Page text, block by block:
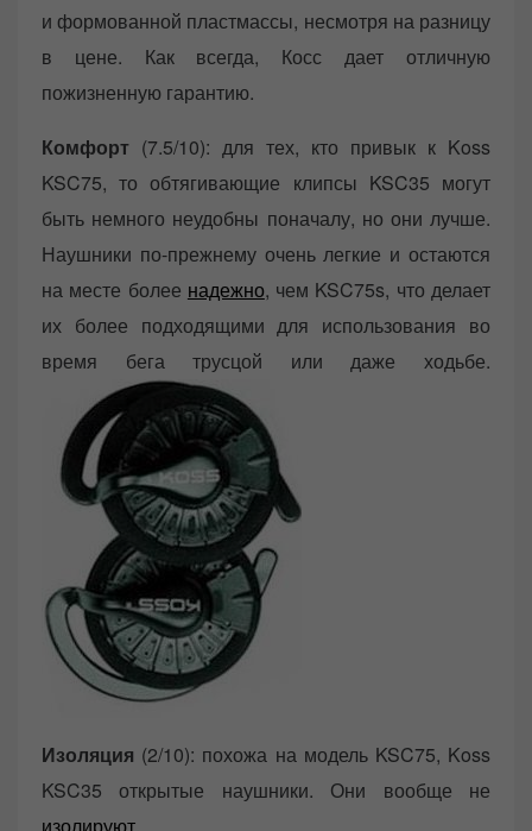
и формованной пластмассы, несмотря на разницу
в цене. Как всегда, Косс дает отличную
пожизненную гарантию.
Комфорт (7.5/10): для тех, кто привык к Koss
KSC75, то обтягивающие клипсы KSC35 могут
быть немного неудобны поначалу, но они лучше.
Наушники по-прежнему очень легкие и остаются
на месте более надежно, чем KSC75s, что делает
их более подходящими для использования во
время бега трусцой или даже ходьбе.
Изоляция (2/10): похожа на модель KSC75, Koss
KSC35 открытые наушники. Они вообще не
изолируют.